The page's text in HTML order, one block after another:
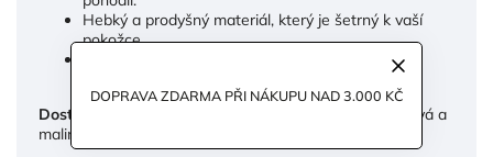
DOPRAVA ZDARMA PŘI NÁKUPU NAD 3.000 KČ
Hebký a prodyšný materiál, který je šetrný k vaší
pokožce.
Design, který tvaruje postavu a zvýrazňuje vaše
Dostupné barvy:
Černá, mauve tělová, krémová, růžová a
malina.